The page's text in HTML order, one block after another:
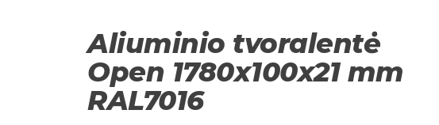
Aliuminio tvoralentė
Open 1780x100x21 mm
RAL7016